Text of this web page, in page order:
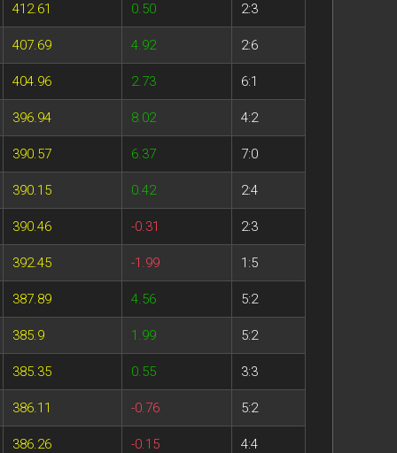
412.61 0.50 2:3
407.69 4.92 2:6
404.96 2.73 6:1
396.94 8.02 4:2
390.57 6.37 7:0
390.15 0.42 2:4
390.46 -0.31 2:3
392.45 -1.99 1:5
387.89 4.56 5:2
385.9 1.99 5:2
385.35 0.55 3:3
386.11 -0.76 5:2
386.26 -0.15 4:4